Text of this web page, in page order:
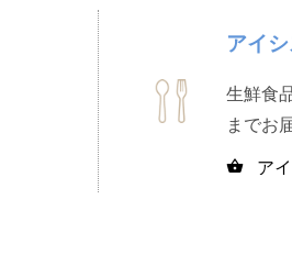
アイ
生鮮食
までお
shopping_basket ア